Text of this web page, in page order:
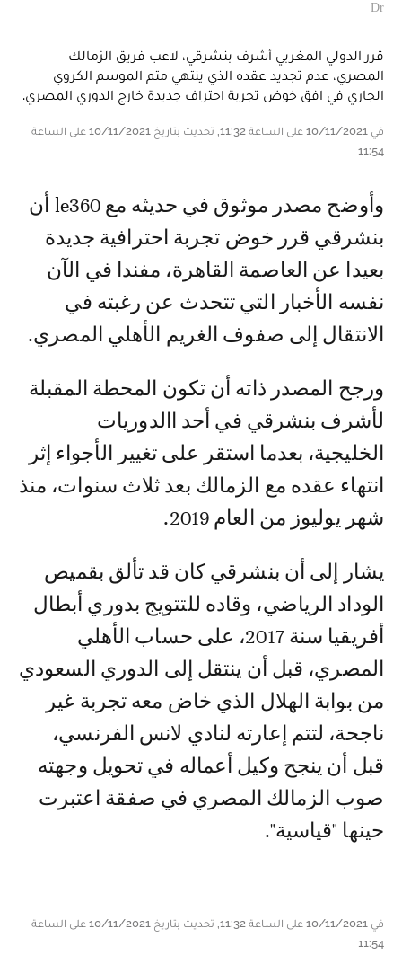
Dr
قرر الدولي المغربي أشرف بنشرقي، لاعب فريق الزمالك
المصري، عدم تجديد عقده الذي ينتهي متم الموسم الكروي
الجاري في افق خوض تجربة احتراف جديدة خارج الدوري المصري.
في 10/11/2021 على الساعة 11:32, تحديث بتاريخ 10/11/2021 على الساعة
11:54
وأوضح مصدر موثوق في حديثه مع le360 أن
بنشرقي قرر خوض تجربة احترافية جديدة
بعيدا عن العاصمة القاهرة، مفندا في الآن
نفسه الأخبار التي تتحدث عن رغبته في
الانتقال إلى صفوف الغريم الأهلي المصري.
ورجح المصدر ذاته أن تكون المحطة المقبلة
لأشرف بنشرقي في أحد االدوريات
الخليجية، بعدما استقر على تغيير الأجواء إثر
انتهاء عقده مع الزمالك بعد ثلاث سنوات، منذ
شهر يوليوز من العام 2019.
يشار إلى أن بنشرقي كان قد تألق بقميص
الوداد الرياضي، وقاده للتتويج بدوري أبطال
أفريقيا سنة 2017، على حساب الأهلي
المصري، قبل أن ينتقل إلى الدوري السعودي
من بوابة الهلال الذي خاض معه تجربة غير
ناجحة، لتتم إعارته لنادي لانس الفرنسي،
قبل أن ينجح وكيل أعماله في تحويل وجهته
صوب الزمالك المصري في صفقة اعتبرت
حينها "قياسية".
في 10/11/2021 على الساعة 11:32, تحديث بتاريخ 10/11/2021 على الساعة
11:54